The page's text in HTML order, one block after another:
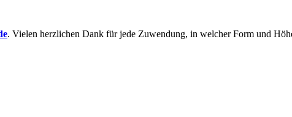
. Vielen herzlichen Dank für jede Zuwendung, in welcher Form und